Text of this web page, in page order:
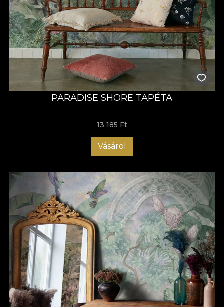
PARADISE SHORE TAPÉTA
13 185 Ft
Vásárol